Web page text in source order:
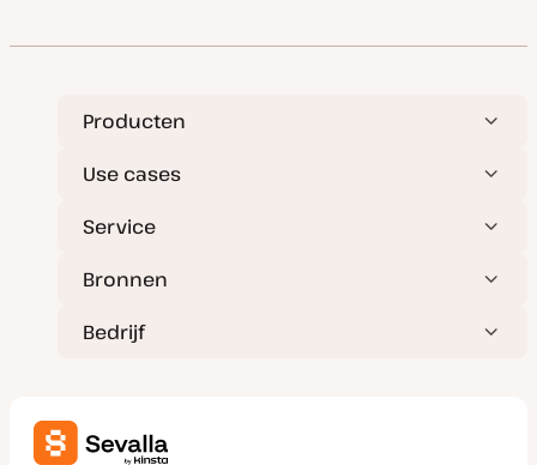
p
Producten
Use cases
Service
Bronnen
Bedrijf